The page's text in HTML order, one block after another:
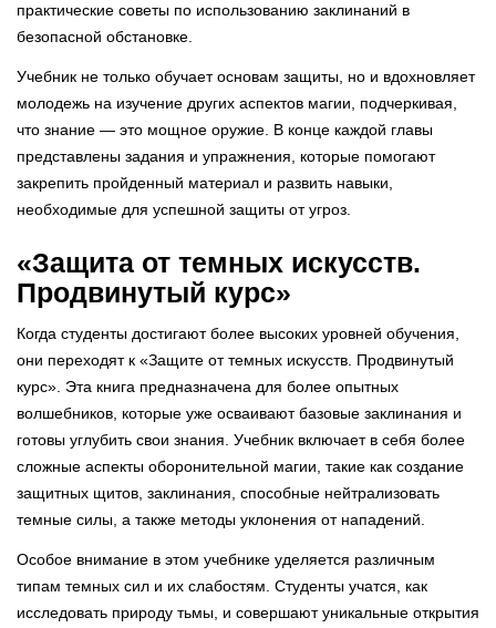
практические советы по использованию заклинаний в
безопасной обстановке.
Учебник не только обучает основам защиты, но и вдохновляет
молодежь на изучение других аспектов магии, подчеркивая,
что знание — это мощное оружие. В конце каждой главы
представлены задания и упражнения, которые помогают
закрепить пройденный материал и развить навыки,
необходимые для успешной защиты от угроз.
«Защита от темных искусств.
Продвинутый курс»
Когда студенты достигают более высоких уровней обучения,
они переходят к «Защите от темных искусств. Продвинутый
курс». Эта книга предназначена для более опытных
волшебников, которые уже осваивают базовые заклинания и
готовы углубить свои знания. Учебник включает в себя более
сложные аспекты оборонительной магии, такие как создание
защитных щитов, заклинания, способные нейтрализовать
темные силы, а также методы уклонения от нападений.
Особое внимание в этом учебнике уделяется различным
типам темных сил и их слабостям. Студенты учатся, как
исследовать природу тьмы, и совершают уникальные открытия